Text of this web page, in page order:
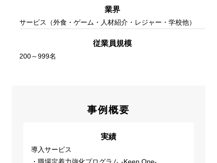
業界
サービス（外食・ゲーム・人材紹介・レジャー・学校他）
従業員規模
200～999名
事例概要
実績
導入サービス
・職場定着力強化プログラム -Keep One-